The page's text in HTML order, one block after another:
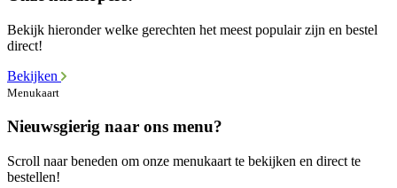
Bekijk hieronder welke gerechten het meest populair zijn en bestel
direct!
Bekijken
Menukaart
Nieuwsgierig naar ons menu?
Scroll naar beneden om onze menukaart te bekijken en direct te
bestellen!